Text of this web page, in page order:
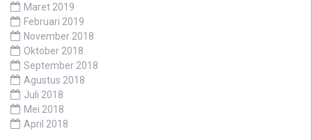
Maret 2019
Februari 2019
November 2018
Oktober 2018
September 2018
Agustus 2018
Juli 2018
Mei 2018
April 2018